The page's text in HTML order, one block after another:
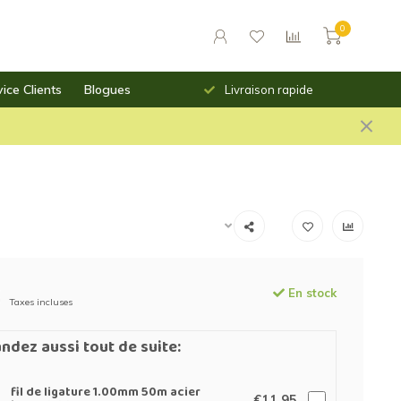
0
Clients Blogues
des prix saillants Livraison rapide
Taxes incluses
En stock
aussi tout de suite:
fil de ligature 1.00mm 50m acier